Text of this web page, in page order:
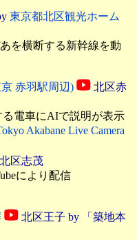
東京都北区観光ホーム
を横断する新幹線を動
赤羽駅周辺)
北区赤
る電車にAIで説明が表示
Akabane Live Camera
北区志茂
により配信
北区王子 by 「築地本